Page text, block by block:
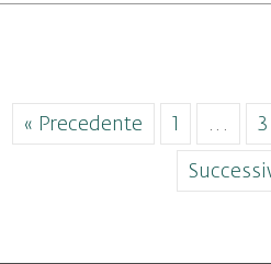
« Precedente 1 … 3